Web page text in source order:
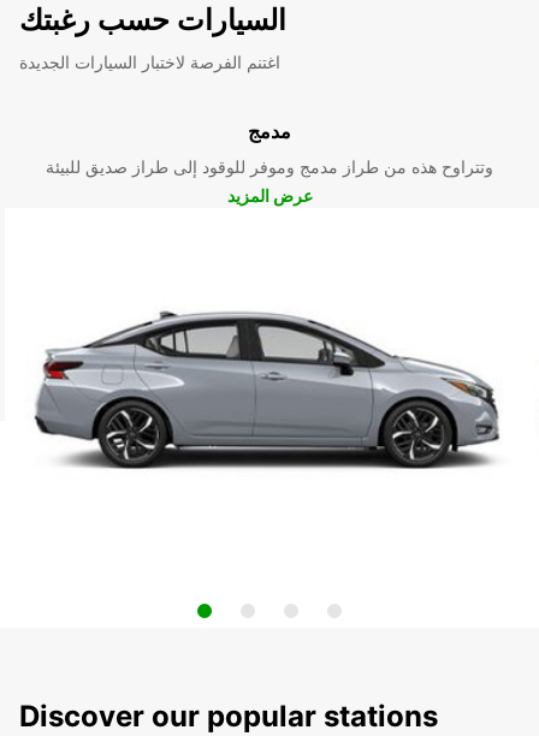
السيارات حسب رغبتك
اغتنم الفرصة لاختبار السيارات الجديدة
مدمج
وتتراوح هذه من طراز مدمج وموفر للوقود إلى طراز صديق للبيئة
عرض المزيد
Discover our popular stations